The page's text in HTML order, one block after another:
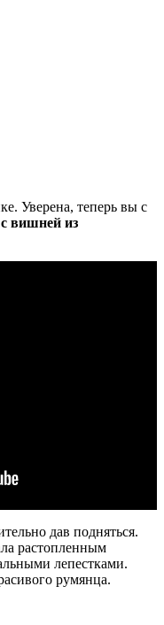
Уверена, теперь вы с
вишней из
дав подняться.
растопленным
лепестками.
румянца.